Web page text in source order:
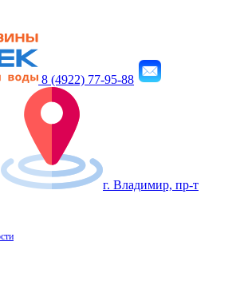
8 (4922) 77-95-88
г. Владимир, пр-т